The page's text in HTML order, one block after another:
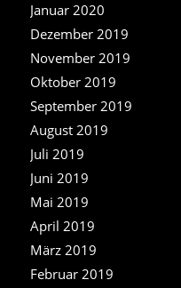
Januar 2020
Dezember 2019
November 2019
Oktober 2019
September 2019
August 2019
Juli 2019
Juni 2019
Mai 2019
April 2019
März 2019
Februar 2019